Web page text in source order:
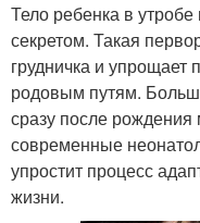
Тело ребенка в
секретом. Такая
грудничка и упрощает
родовым путям.
сразу после
современные
упростит процесс
жизни.